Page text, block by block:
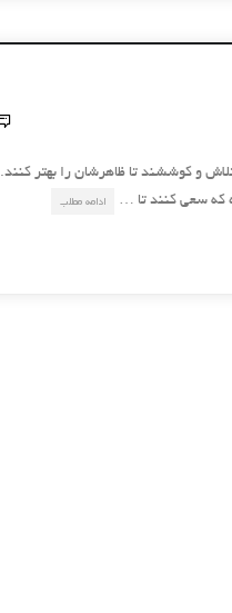
و کوششند تا ظاهرشان را بهتر کنند.
که سعی کنند تا …
ادامه مطلب